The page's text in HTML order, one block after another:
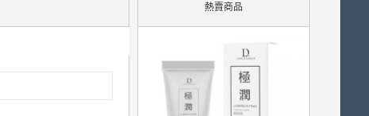
熱賣商品